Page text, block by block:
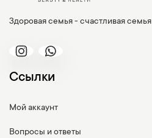
Здоровая семья - счастливая семья
Ссылки
Мой аккаунт
Вопросы и ответы